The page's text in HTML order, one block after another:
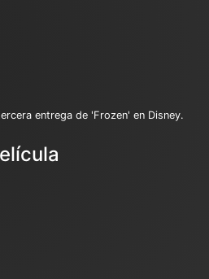
entrega de 'Frozen' en Disney.